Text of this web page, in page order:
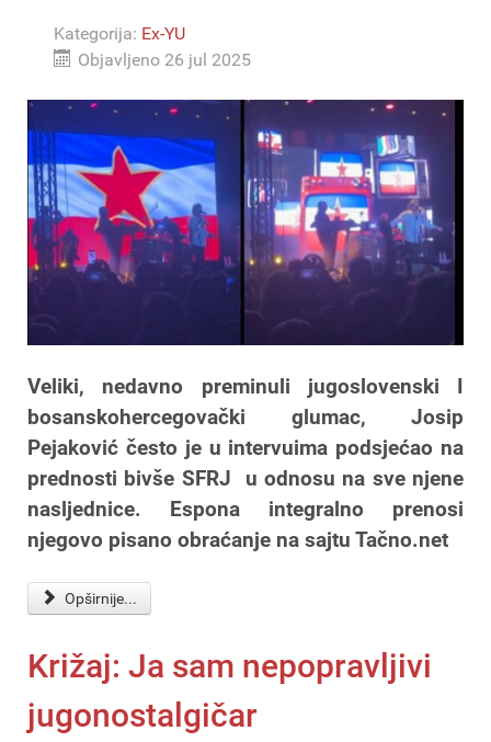
Kategorija: Ex-YU
Objavljeno 26 jul 2025
Veliki, nedavno preminuli jugoslovenski I
bosanskohercegovački glumac, Josip
Pejaković često je u intervuima podsjećao na
prednosti bivše SFRJ u odnosu na sve njene
nasljednice. Espona integralno prenosi
njegovo pisano obraćanje na sajtu Tačno.net
Opširnije...
Križaj: Ja sam nepopravljivi
jugonostalgičar